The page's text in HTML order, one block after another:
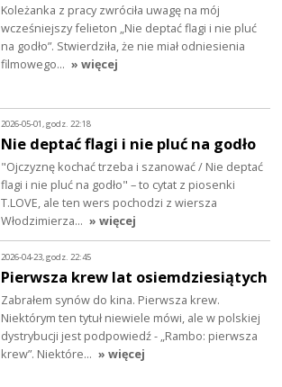
Koleżanka z pracy zwróciła uwagę na mój
wcześniejszy felieton „Nie deptać flagi i nie pluć
na godło”. Stwierdziła, że nie miał odniesienia
filmowego… » więcej
2026-05-01, godz. 22:18
Nie deptać flagi i nie pluć na godło
"Ojczyznę kochać trzeba i szanować / Nie deptać
flagi i nie pluć na godło" – to cytat z piosenki
T.LOVE, ale ten wers pochodzi z wiersza
Włodzimierza… » więcej
2026-04-23, godz. 22:45
Pierwsza krew lat osiemdziesiątych
Zabrałem synów do kina. Pierwsza krew.
Niektórym ten tytuł niewiele mówi, ale w polskiej
dystrybucji jest podpowiedź - „Rambo: pierwsza
krew”. Niektóre… » więcej